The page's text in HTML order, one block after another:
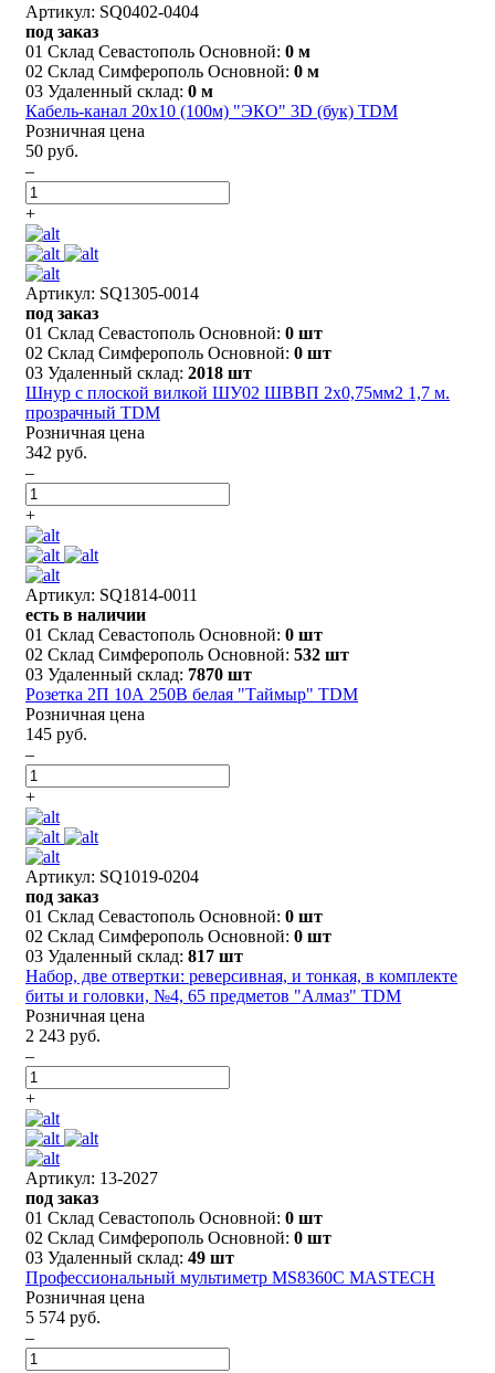
Артикул: SQ0402-0404
под заказ
01 Склад Севастополь Основной: 0 м
02 Склад Симферополь Основной: 0 м
03 Удаленный склад: 0 м
Кабель-канал 20х10 (100м) "ЭКО" 3D (бук) TDM
Розничная цена
50 руб.
–
+
Артикул: SQ1305-0014
под заказ
01 Склад Севастополь Основной: 0 шт
02 Склад Симферополь Основной: 0 шт
03 Удаленный склад: 2018 шт
Шнур с плоской вилкой ШУ02 ШВВП 2х0,75мм2 1,7 м.
прозрачный TDM
Розничная цена
342 руб.
–
+
Артикул: SQ1814-0011
есть в наличии
01 Склад Севастополь Основной: 0 шт
02 Склад Симферополь Основной: 532 шт
03 Удаленный склад: 7870 шт
Розетка 2П 10А 250В белая "Таймыр" TDM
Розничная цена
145 руб.
–
+
Артикул: SQ1019-0204
под заказ
01 Склад Севастополь Основной: 0 шт
02 Склад Симферополь Основной: 0 шт
03 Удаленный склад: 817 шт
Набор, две отвертки: реверсивная, и тонкая, в комплекте
биты и головки, №4, 65 предметов "Алмаз" TDM
Розничная цена
2 243 руб.
–
+
Артикул: 13-2027
под заказ
01 Склад Севастополь Основной: 0 шт
02 Склад Симферополь Основной: 0 шт
03 Удаленный склад: 49 шт
Профессиональный мультиметр MS8360C MASTECH
Розничная цена
5 574 руб.
–